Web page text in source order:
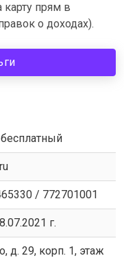
прям в
о доходах).
/ 772701001
г.
д. 29, корп. 1, этаж